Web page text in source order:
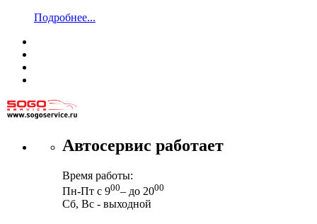
Подробнее...
Автосервис работает
Время работы:
Пн-Пт с 900– до 2000
Сб, Вс - выходной